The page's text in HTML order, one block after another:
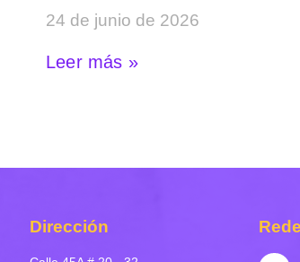
24 de junio de 2026
Leer más »
Dirección